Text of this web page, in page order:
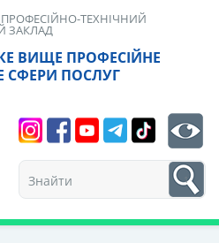
ВИЩЕ ПРОФЕСІЙНЕ
ПОСЛУГ
ТЕХНІЧНИЙ
ЗАКЛАД
1